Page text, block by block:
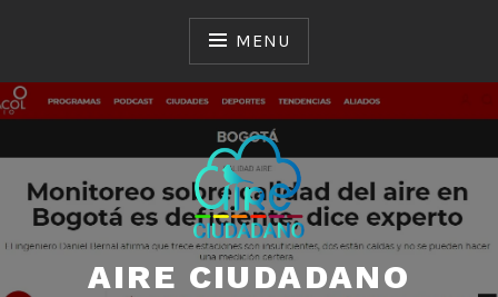
MENU
AIRE CIUDADANO